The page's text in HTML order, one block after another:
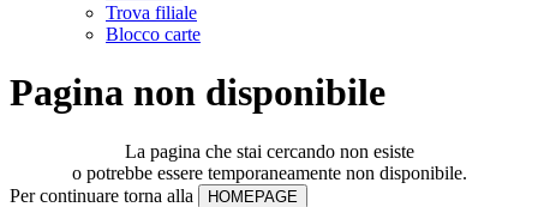
Trova filiale
Blocco carte
Pagina non disponibile
La pagina che stai cercando non esiste
o potrebbe essere temporaneamente non disponibile.
Per continuare torna alla